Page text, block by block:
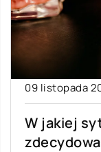
09 listopada
W jakiej